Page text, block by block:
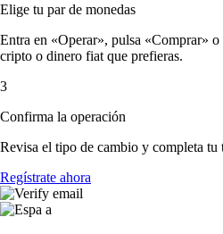
Elige tu par de monedas
Entra en «Operar», pulsa «Comprar»
cripto o dinero fiat que prefieras.
3
Confirma la operación
Revisa el tipo de cambio y completa tu
Regístrate ahora